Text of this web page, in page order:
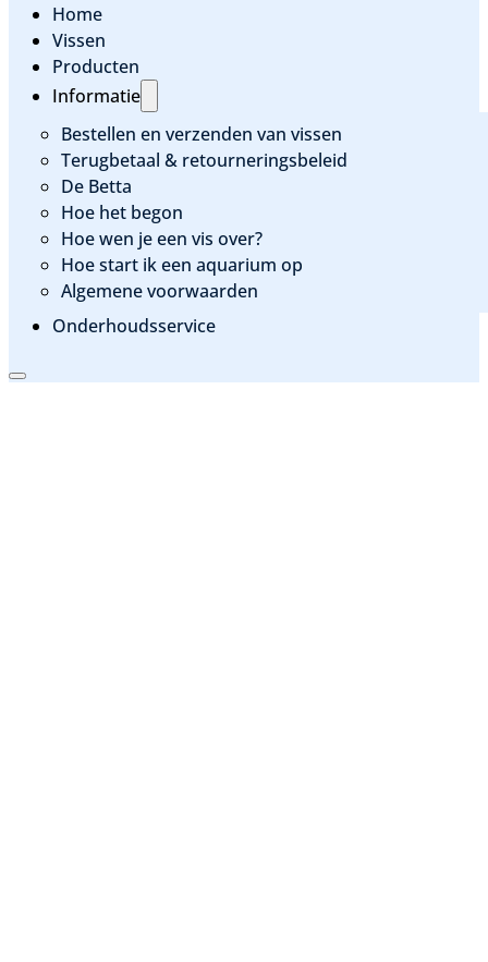
Home
Vissen
Producten
Informatie
Bestellen en verzenden van vissen
Terugbetaal & retourneringsbeleid
De Betta
Hoe het begon
Hoe wen je een vis over?
Hoe start ik een aquarium op
Algemene voorwaarden
Onderhoudsservice